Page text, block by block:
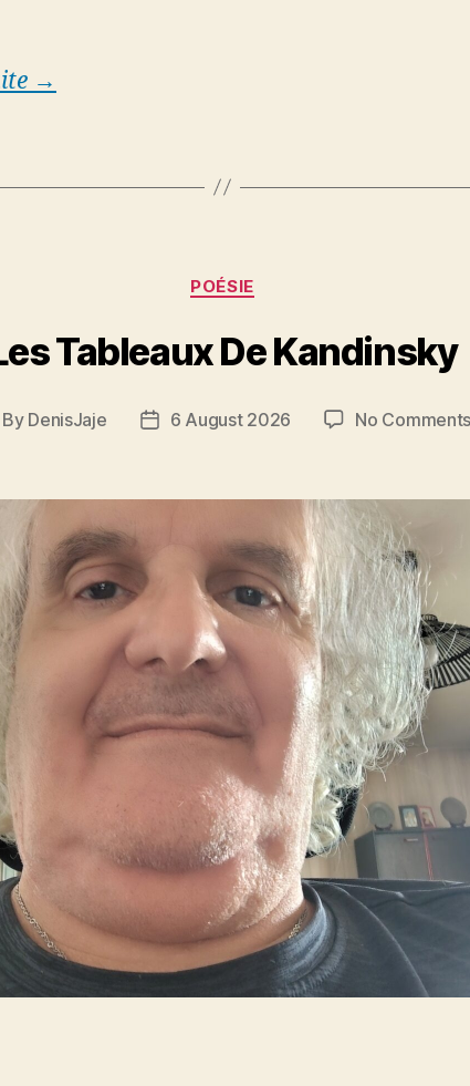
→
Categories
POÉSIE
Tableaux De Kandinsky
By DenisJaje
Post6 August 2026 No Comments